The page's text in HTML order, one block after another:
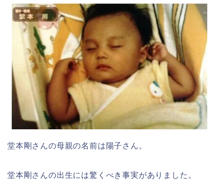
堂本剛さんの母親の名前は陽子さん。
堂本剛さんの出生には驚くべき事実がありました。